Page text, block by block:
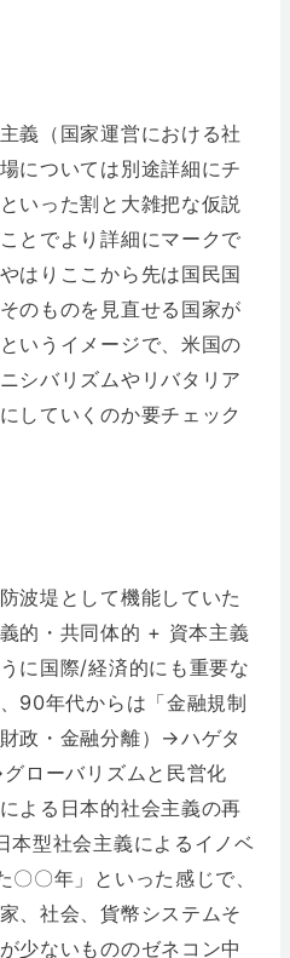
義（国家運営における社
については別途詳細にチ
いった割と大雑把な仮説
とでより詳細にマークで
はりここから先は国民国
のものを見直せる国家が
いうイメージで、米国の
シバリズムやリバタリア
していくのか要チェック
波堤として機能していた
的・共同体的 + 資本主義
に国際/経済的にも重要な
90年代からは「金融規制
政・金融分離）→ハゲタ
ローバリズムと民営化
よる日本的社会主義の再
型社会主義によるイノベ
〇年」といった感じで、
、社会、貨幣システムそ
少ないもののゼネコン中